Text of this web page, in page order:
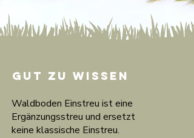
Gut zu wissen
Waldboden Einstreu ist eine
Ergänzungsstreu und ersetzt
keine klassische Einstreu.